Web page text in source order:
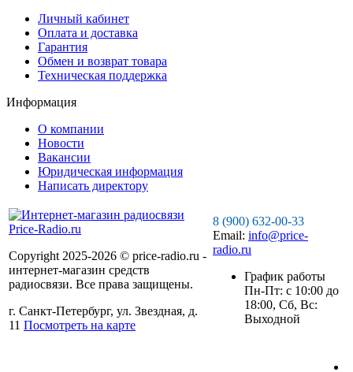
Личный кабинет
Оплата и доставка
Гарантия
Обмен и возврат товара
Техническая поддержка
Информация
О компании
Новости
Вакансии
Юридическая информация
Написать директору
Copyright 2025-2026 © price-radio.ru -
интернет-магазин средств
радиосвязи. Все права защищены.
г. Санкт-Петербург, ул. Звездная, д.
11 Посмотреть на карте
8 (900) 632-00-33
Email: info@price-
radio.ru
График работы
Пн-Пт: c 10:00 до
18:00, Сб, Вс:
Выходной